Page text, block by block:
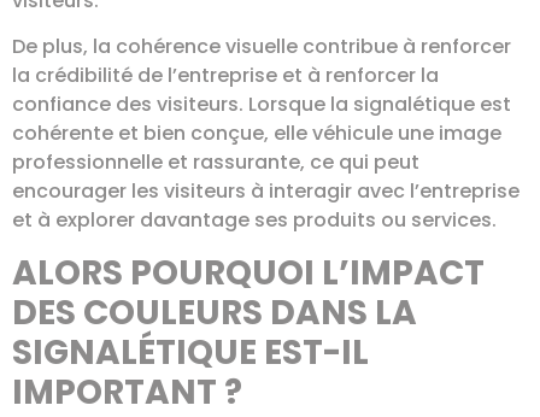
De plus, la cohérence visuelle contribue à renforcer
la crédibilité de l’entreprise et à renforcer la
confiance des visiteurs. Lorsque la signalétique est
cohérente et bien conçue, elle véhicule une image
professionnelle et rassurante, ce qui peut
encourager les visiteurs à interagir avec l’entreprise
et à explorer davantage ses produits ou services.
ALORS POURQUOI L’IMPACT
DES COULEURS DANS LA
SIGNALÉTIQUE EST-IL
IMPORTANT ?